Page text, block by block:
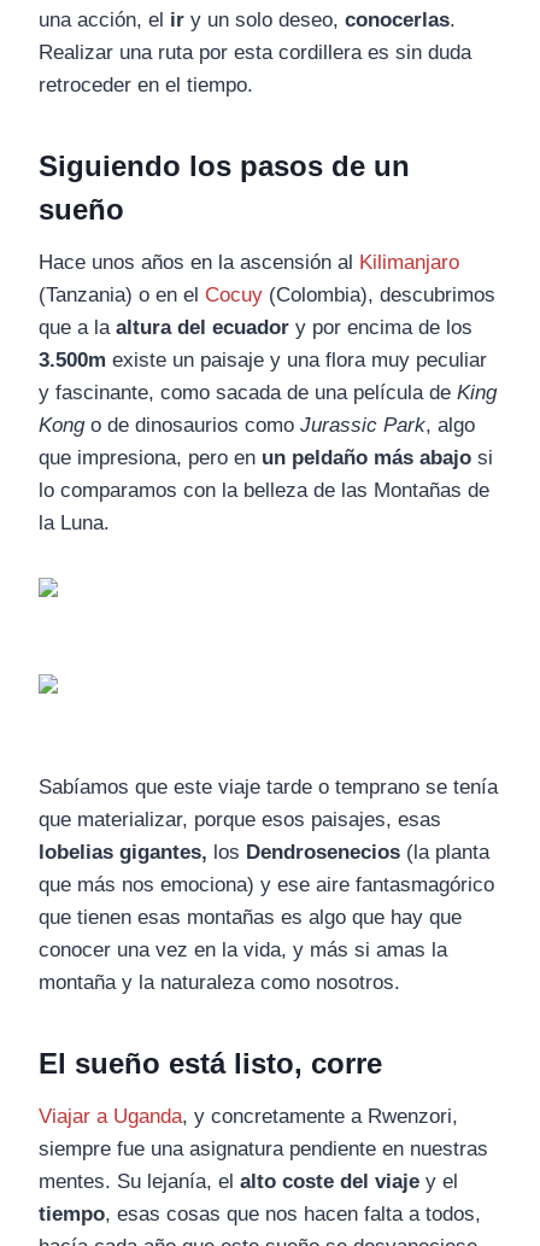
una acción, el ir y un solo deseo, conocerlas.
Realizar una ruta por esta cordillera es sin duda
retroceder en el tiempo.
Siguiendo los pasos de un
sueño
Hace unos años en la ascensión al Kilimanjaro
(Tanzania) o en el Cocuy (Colombia), descubrimos
que a la altura del ecuador y por encima de los
3.500m existe un paisaje y una flora muy peculiar
y fascinante, como sacada de una película de King
Kongo de dinosaurios como Jurassic Park, algo
que impresiona, pero en un peldaño más abajo si
lo comparamos con la belleza de las Montañas de
la Luna.
Sabíamos que este viaje tarde o temprano se tenía
que materializar, porque esos paisajes, esas
lobelias gigantes, los Dendrosenecios (la planta
que más nos emociona) y ese aire fantasmagórico
que tienen esas montañas es algo que hay que
conocer una vez en la vida, y más si amas la
montaña y la naturaleza como nosotros.
El sueño está listo, corre
Viajar a Uganda, y concretamente a Rwenzori,
siempre fue una asignatura pendiente en nuestras
mentes. Su lejanía, el alto coste del viaje y el
tiempo, esas cosas que nos hacen falta a todos,